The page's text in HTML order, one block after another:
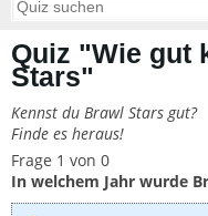
Quiz "Wie gut
Stars"
Kennst du Brawl Stars gut?
Finde es heraus!
Frage 1 von 0
In welchem Jahr wurde